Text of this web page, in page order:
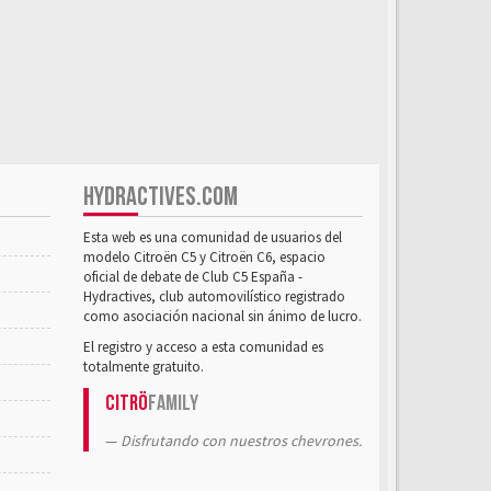
HYDRACTIVES.COM
Esta web es una comunidad de usuarios del
modelo Citroën C5 y Citroën C6, espacio
oficial de debate de Club C5 España -
Hydractives, club automovilístico registrado
como asociación nacional sin ánimo de lucro.
El registro y acceso a esta comunidad es
totalmente gratuito.
CitröFamily
Disfrutando con nuestros chevrones.